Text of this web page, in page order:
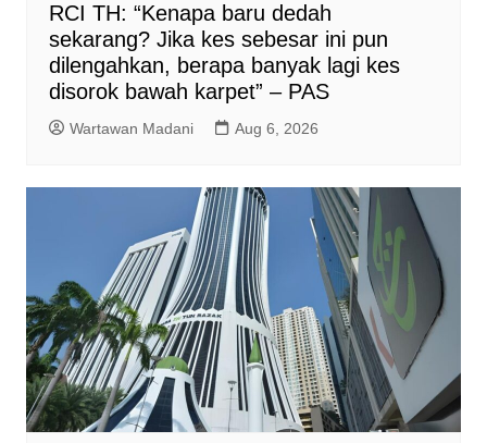
RCI TH: “Kenapa baru dedah
sekarang? Jika kes sebesar ini pun
dilengahkan, berapa banyak lagi kes
disorok bawah karpet” – PAS
Wartawan Madani Aug 6, 2026